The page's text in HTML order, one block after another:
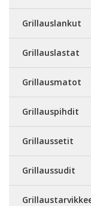
Grillauslankut
Grillauslastat
Grillausmatot
Grillauspihdit
Grillaussetit
Grillaussudit